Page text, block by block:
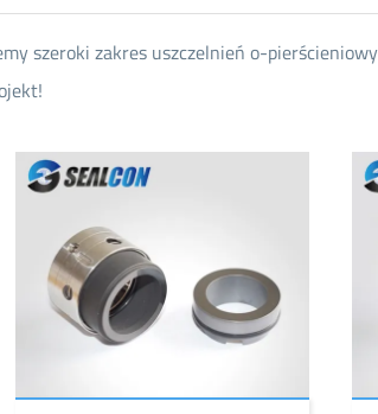
szeroki zakres uszczelnień o-